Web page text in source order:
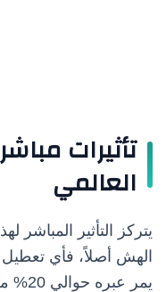
تأثيرات
العالمي
يتركز التأثير المباشر
الهش أصلاً، فأي
يمر